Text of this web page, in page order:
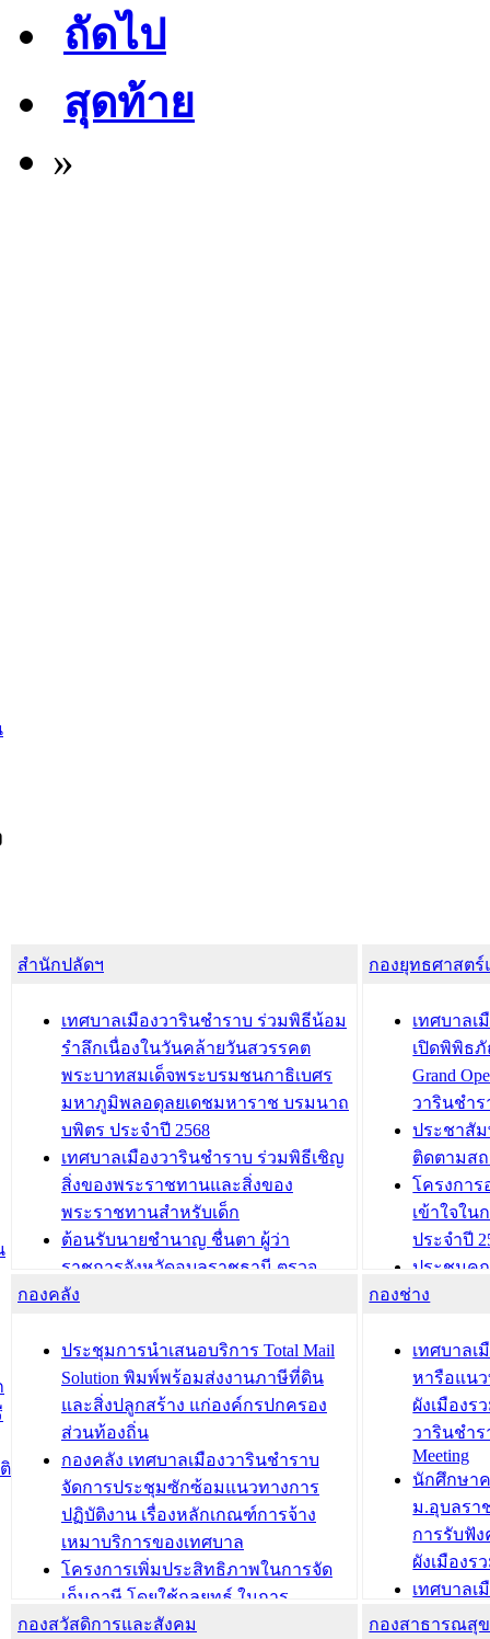
ถัดไป
สุดท้าย
»
สำนักปลัดฯ
เทศบาลเมืองวารินชำราบ ร่วมพิธีน้อม
รำลึกเนื่องในวันคล้ายวันสวรรคต
พระบาทสมเด็จพระบรมชนกาธิเบศร
มหาภูมิพลอดุลยเดชมหาราช บรมนาถ
บพิตร ประจำปี 2568
เทศบาลเมืองวารินชำราบ ร่วมพิธีเชิญ
สิ่งของพระราชทานและสิ่งของ
พระราชทานสำหรับเด็ก
ต้อนรับนายชำนาญ ชื่นตา ผู้ว่า
ราชการจังหวัดอุบลราชธานี ตรวจ
ความเรียบร้อยของสถานที่ในการเตรี
องคมนตรี
สำนักทะเบียนท้องถิ่นเทศบาลเมือง
วารินชำราบ ดำเนินการมอบทะเบียน
บ้าน ทร.14 และบัตรประจำตัว
ประชาชนบุคคลประเภท 8 แก่บุคคลที่
ได้รับการเพิ่มชื่อในทะเบียนบ้าน
(ท.ร.14) กรณีคนไม่มีสัญชาติไทยได้รับ
อนุญาตให้มีถิ่นที่อยู่
ประชุมคณะกรรมการประเมินผลการ
ควบคุมภายในของ สำนัก/กอง/
โรงเรียน/ศูนย์พัฒนาเด็กเล็ก/สถานธนา
กองยุทธศาสต
เทศบาลเ
เปิดพิพิธภั
Grand
วารินชำร
ประชาสัม
ติดตามส
โครงกา
เข้าใจใน
ประจำปี
ประชุมค
ความเสี่ย
ประชุมที
ชีวา สร้า
ขับเคลื่อน
“เมืองแห่
บทความ อื่นๆ ...
กองคลัง
ประชุมการนำเสนอบริการ Total Mail
Solution พิมพ์พร้อมส่งงานภาษีที่ดิน
และสิ่งปลูกสร้าง แก่องค์กรปกครอง
ส่วนท้องถิ่น
กองคลัง เทศบาลเมืองวารินชำราบ
จัดการประชุมซักซ้อมแนวทางการ
ปฏิบัติงาน เรื่องหลักเกณฑ์การจ้าง
เหมาบริการของเทศบาล
โครงการเพิ่มประสิทธิภาพในการจัด
เก็บภาษี โดยใช้กลยุทธ์ ในการ
พัฒนาการจัดเก็บรายได้ ประจำปี พ.ศ.
กองช่าง
เทศบาลเ
หารือแน
ผังเมืองร
วารินชำร
Meeting
นักศึกษา
ม.อุบลรา
การรับฟั
ผังเมืองร
เทศบาลเ
โครงการ
กองสวัสดิการและสังคม กองสาธารณสุ